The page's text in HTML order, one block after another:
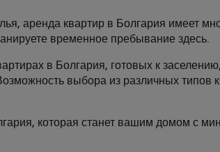
аренда квартир в Болгария имеет
временное пребывание здесь.
в Болгария, готовых к
выбора из различных типов
которая станет вашим домом с